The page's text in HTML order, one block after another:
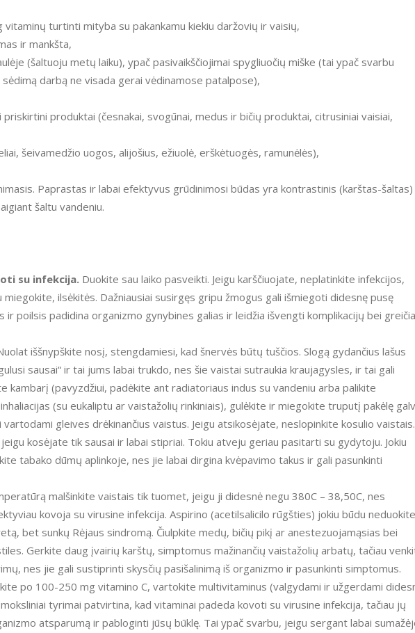
vitaminų turtinti mityba su pakankamu kiekiu daržovių ir vaisių,
ir mankšta,
(šaltuoju metų laiku), ypač pasivaikščiojimai spygliuočių miške (tai ypač svarbu
darbą ne visada gerai vėdinamose patalpose),
priskirtini produktai (česnakai, svogūnai, medus ir bičių produktai, citrusiniai vaisiai,
šeivamedžio uogos, alijošius, ežiuolė, erškėtuogės, ramunėlės),
Paprastas ir labai efektyvus grūdinimosi būdas yra kontrastinis (karštas-šaltas)
šaltu vandeniu.
su infekcija. Duokite sau laiko pasveikti. Jeigu karščiuojate, neplatinkite infekcijos,
miegokite, ilsėkitės. Dažniausiai susirgęs gripu žmogus gali išmiegoti didesnę pusę
ir poilsis padidina organizmo gynybines galias ir leidžia išvengti komplikacijų bei
iššnypškite nosį, stengdamiesi, kad šnervės būtų tuščios. Slogą gydančius lašus
sausai“ ir tai jums labai trukdo, nes šie vaistai sutraukia kraujagysles, ir tai gali
kambarį (pavyzdžiui, padėkite ant radiatoriaus indus su vandeniu arba palikite
(su eukaliptu ar vaistažolių rinkiniais), gulėkite ir miegokite truputį pakėlę
gleives drėkinančius vaistus. Jeigu atsikosėjate, neslopinkite kosulio vaistais.
kosėjate tik sausai ir labai stipriai. Tokiu atveju geriau pasitarti su gydytoju. Jokiu
tabako dūmų aplinkoje, nes jie labai dirgina kvėpavimo takus ir gali pasunkinti
malšinkite vaistais tik tuomet, jeigu ji didesnė negu 380C – 38,50C, nes
kovoja su virusine infekcija. Aspirino (acetilsalicilo rūgšties) jokiu būdu neduokite
bet sunkų Rėjaus sindromą. Čiulpkite medų, bičių pikį ar anestezuojamąsias bei
Gerkite daug įvairių karštų, simptomus mažinančių vaistažolių arbatų, tačiau
nes jie gali sustiprinti skysčių pasišalinimą iš organizmo ir pasunkinti simptomus.
po 100-250 mg vitamino C, vartokite multivitaminus (valgydami ir užgerdami
tyrimai patvirtina, kad vitaminai padeda kovoti su virusine infekcija, tačiau jų
atsparumą ir pabloginti jūsų būklę. Tai ypač svarbu, jeigu sergant labai